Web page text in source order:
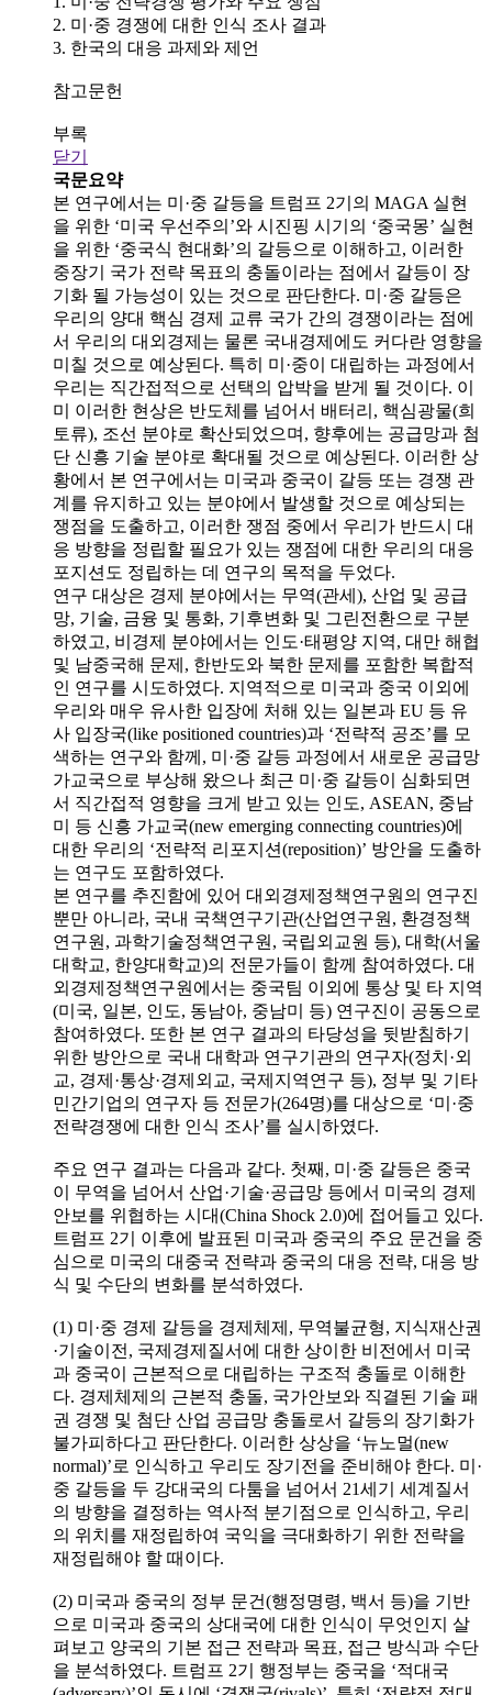
2. 미·중 경쟁에 대한 인식 조사 결과
3. 한국의 대응 과제와 제언
참고문헌
부록
닫기
국문요약
본 연구에서는 미·중 갈등을 트럼프 2기의 MAGA 실현
을 위한 ‘미국 우선주의’와 시진핑 시기의 ‘중국몽’ 실현
을 위한 ‘중국식 현대화’의 갈등으로 이해하고, 이러한
중장기 국가 전략 목표의 충돌이라는 점에서 갈등이 장
기화 될 가능성이 있는 것으로 판단한다. 미·중 갈등은
우리의 양대 핵심 경제 교류 국가 간의 경쟁이라는 점에
서 우리의 대외경제는 물론 국내경제에도 커다란 영향을
미칠 것으로 예상된다. 특히 미·중이 대립하는 과정에서
우리는 직간접적으로 선택의 압박을 받게 될 것이다. 이
미 이러한 현상은 반도체를 넘어서 배터리, 핵심광물(희
토류), 조선 분야로 확산되었으며, 향후에는 공급망과 첨
단 신흥 기술 분야로 확대될 것으로 예상된다. 이러한 상
황에서 본 연구에서는 미국과 중국이 갈등 또는 경쟁 관
계를 유지하고 있는 분야에서 발생할 것으로 예상되는
쟁점을 도출하고, 이러한 쟁점 중에서 우리가 반드시 대
응 방향을 정립할 필요가 있는 쟁점에 대한 우리의 대응
포지션도 정립하는 데 연구의 목적을 두었다.
연구 대상은 경제 분야에서는 무역(관세), 산업 및 공급
망, 기술, 금융 및 통화, 기후변화 및 그린전환으로 구분
하였고, 비경제 분야에서는 인도·태평양 지역, 대만 해협
및 남중국해 문제, 한반도와 북한 문제를 포함한 복합적
인 연구를 시도하였다. 지역적으로 미국과 중국 이외에
우리와 매우 유사한 입장에 처해 있는 일본과 EU 등 유
사 입장국(like positioned countries)과 ‘전략적 공조’를 모
색하는 연구와 함께, 미·중 갈등 과정에서 새로운 공급망
가교국으로 부상해 왔으나 최근 미·중 갈등이 심화되면
서 직간접적 영향을 크게 받고 있는 인도, ASEAN, 중남
미 등 신흥 가교국(new emerging connecting countries)에
대한 우리의 ‘전략적 리포지션(reposition)’ 방안을 도출하
는 연구도 포함하였다.
본 연구를 추진함에 있어 대외경제정책연구원의 연구진
뿐만 아니라, 국내 국책연구기관(산업연구원, 환경정책
연구원, 과학기술정책연구원, 국립외교원 등), 대학(서울
대학교, 한양대학교)의 전문가들이 함께 참여하였다. 대
외경제정책연구원에서는 중국팀 이외에 통상 및 타 지역
(미국, 일본, 인도, 동남아, 중남미 등) 연구진이 공동으로
참여하였다. 또한 본 연구 결과의 타당성을 뒷받침하기
위한 방안으로 국내 대학과 연구기관의 연구자(정치·외
교, 경제·통상·경제외교, 국제지역연구 등), 정부 및 기타
민간기업의 연구자 등 전문가(264명)를 대상으로 ‘미·중
전략경쟁에 대한 인식 조사’를 실시하였다.
주요 연구 결과는 다음과 같다. 첫째, 미·중 갈등은 중국
이 무역을 넘어서 산업·기술·공급망 등에서 미국의 경제
안보를 위협하는 시대(China Shock 2.0)에 접어들고 있다.
트럼프 2기 이후에 발표된 미국과 중국의 주요 문건을 중
심으로 미국의 대중국 전략과 중국의 대응 전략, 대응 방
식 및 수단의 변화를 분석하였다.
(1) 미·중 경제 갈등을 경제체제, 무역불균형, 지식재산권
·기술이전, 국제경제질서에 대한 상이한 비전에서 미국
과 중국이 근본적으로 대립하는 구조적 충돌로 이해한
다. 경제체제의 근본적 충돌, 국가안보와 직결된 기술 패
권 경쟁 및 첨단 산업 공급망 충돌로서 갈등의 장기화가
불가피하다고 판단한다. 이러한 상상을 ‘뉴노멀(new
normal)’로 인식하고 우리도 장기전을 준비해야 한다. 미·
중 갈등을 두 강대국의 다툼을 넘어서 21세기 세계질서
의 방향을 결정하는 역사적 분기점으로 인식하고, 우리
의 위치를 재정립하여 국익을 극대화하기 위한 전략을
재정립해야 할 때이다.
(2) 미국과 중국의 정부 문건(행정명령, 백서 등)을 기반
으로 미국과 중국의 상대국에 대한 인식이 무엇인지 살
펴보고 양국의 기본 접근 전략과 목표, 접근 방식과 수단
을 분석하였다. 트럼프 2기 행정부는 중국을 ‘적대국